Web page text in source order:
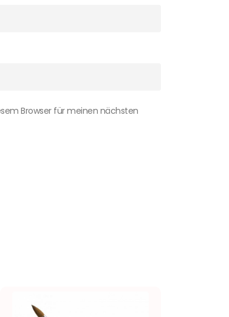
Browser für meinen nächsten